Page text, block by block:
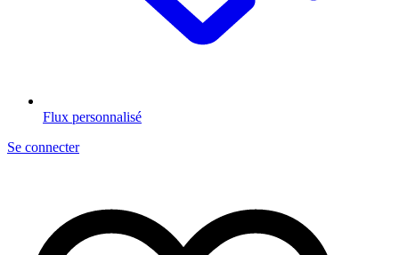
Flux personnalisé
Se connecter